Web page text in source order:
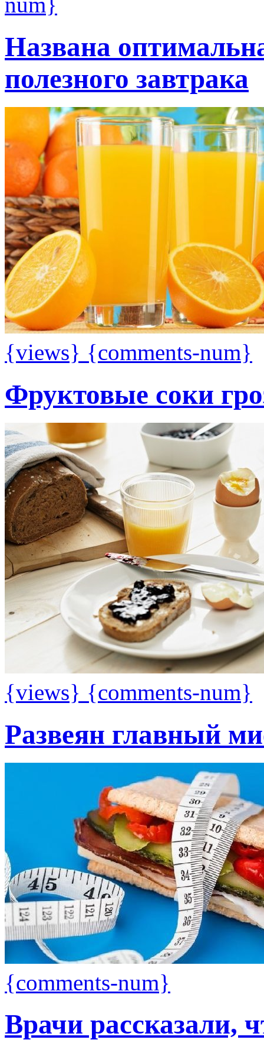
Названа
полезного завтрака
{views} {comments-num}
Фруктовые соки
{views} {comments-num}
Развеян главный
{comments-num}
Врачи рассказали,